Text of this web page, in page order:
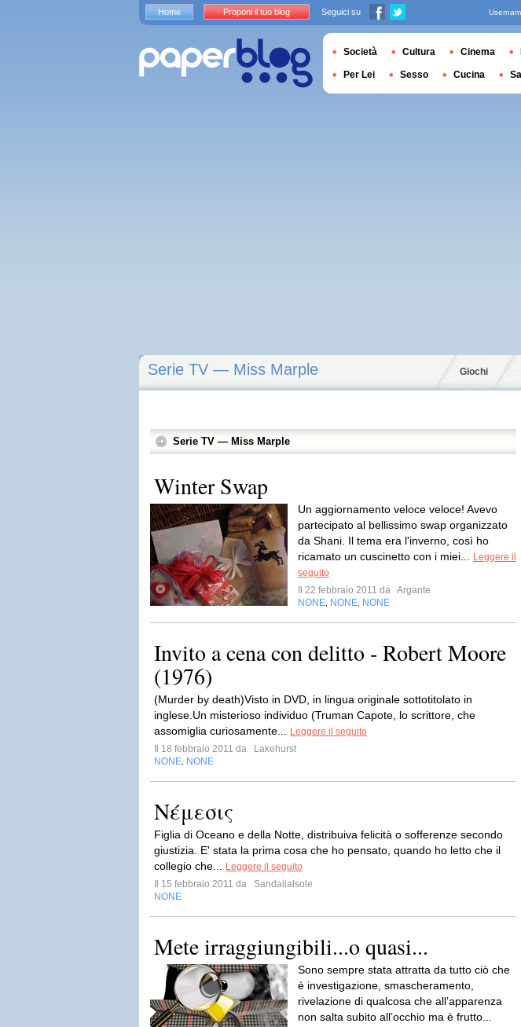
Serie TV — Miss Marple Giochi
Serie TV — Miss Marple
Winter Swap
Un aggiornamento veloce veloce! Avevo
partecipato al bellissimo swap organizzato
da Shani. Il tema era l'inverno, così ho
ricamato un cuscinetto con i miei...
Leggere il
seguito
Il 22 febbraio 2011 da Argante
NONE NONE NONE
Invito a cena con delitto - Robert Moore
(1976)
(Murder by death)Visto in DVD, in lingua originale sottotitolato in
inglese.Un misterioso individuo (Truman Capote, lo scrittore, che
assomiglia curiosamente...
Leggere il seguito
Il 18 febbraio 2011 da
Lakehurst
NONE NONE
Nέμεσις
Figlia di Oceano e della Notte, distribuiva felicità o sofferenze secondo
giustizia. E' stata la prima cosa che ho pensato, quando ho letto che il
collegio che...
Leggere il seguito
Il 15 febbraio 2011 da
Sandalialsole
NONE
Mete irraggiungibili...o quasi...
Sono sempre stata attratta da tutto ciò che
è investigazione, smascheramento,
rivelazione di qualcosa che all’apparenza
non salta subito all’occhio ma è frutto...
Home Proponi il tuo blog Seguici su
Società Cultura Cinema
Per Lei Sesso Cucina